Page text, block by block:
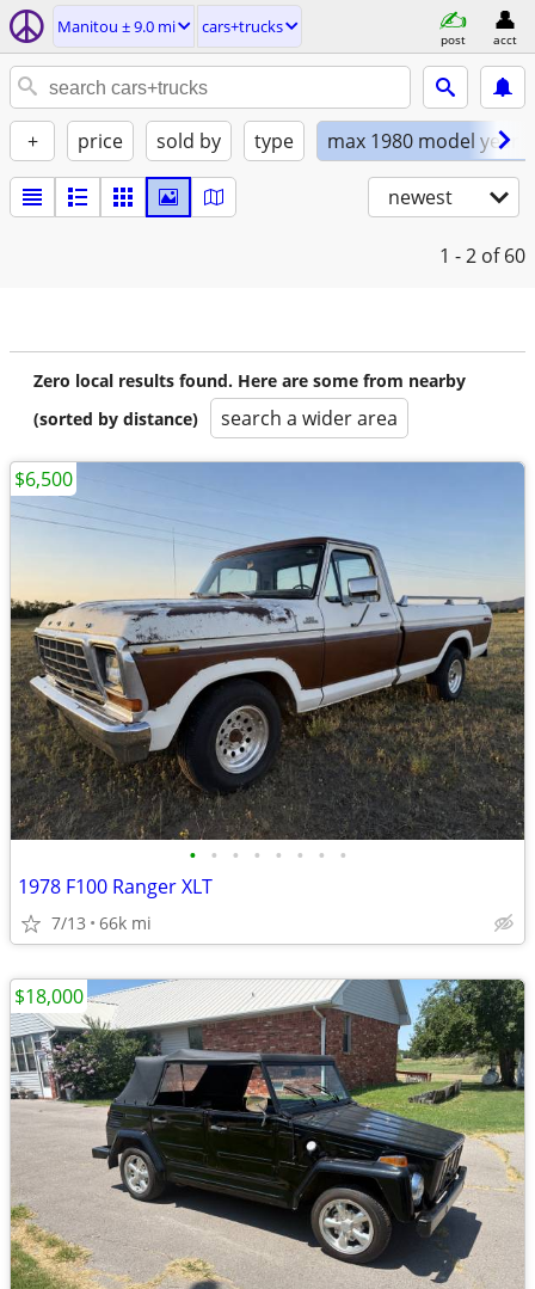
Manitou ± 9.0 mi cars+trucks
post acct
+ price sold by type max 1980 model year
newest
1 - 2 of 60
Zero local results found. Here are some from nearby
(sorted by distance)
search a wider area
• • • • • • • •
1978 F100 Ranger XLT
7/13 66k mi
$6,500
$18,000